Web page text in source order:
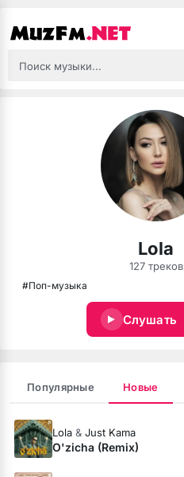
Lola
127 треков
#Поп-музыка
Слушать
Популярные Новые
Lola & Just Kama
O'zicha (Remix)